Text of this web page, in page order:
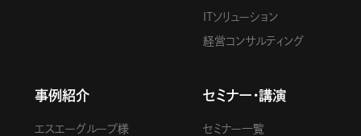
ITソリューション
経営コンサルティング
事例紹介
エスエーグループ様
セミナー・講演
セミナー一覧